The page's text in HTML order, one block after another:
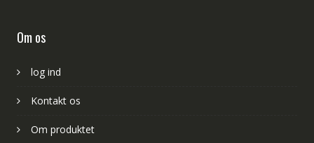
Om os
log ind
Kontakt os
Om produktet